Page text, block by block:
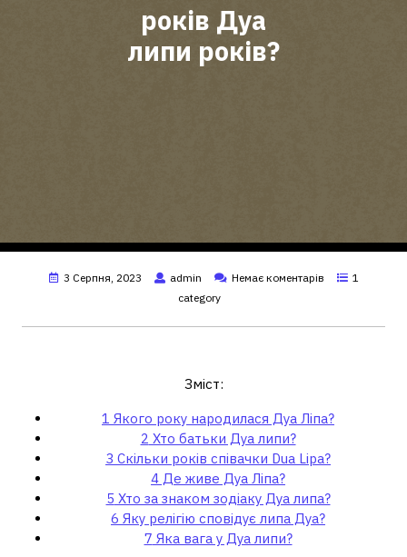
років Дуа
липи років?
3 Серпня, 2023 admin Немає коментарів
1
category
Зміст:
1 Якого року народилася Дуа Ліпа?
2 Хто батьки Дуа липи?
3 Скільки років співачки Dua Lipa?
4 Де живе Дуа Ліпа?
5 Хто за знаком зодіаку Дуа липа?
6 Яку релігію сповідує липа Дуа?
7 Яка вага у Дуа липи?